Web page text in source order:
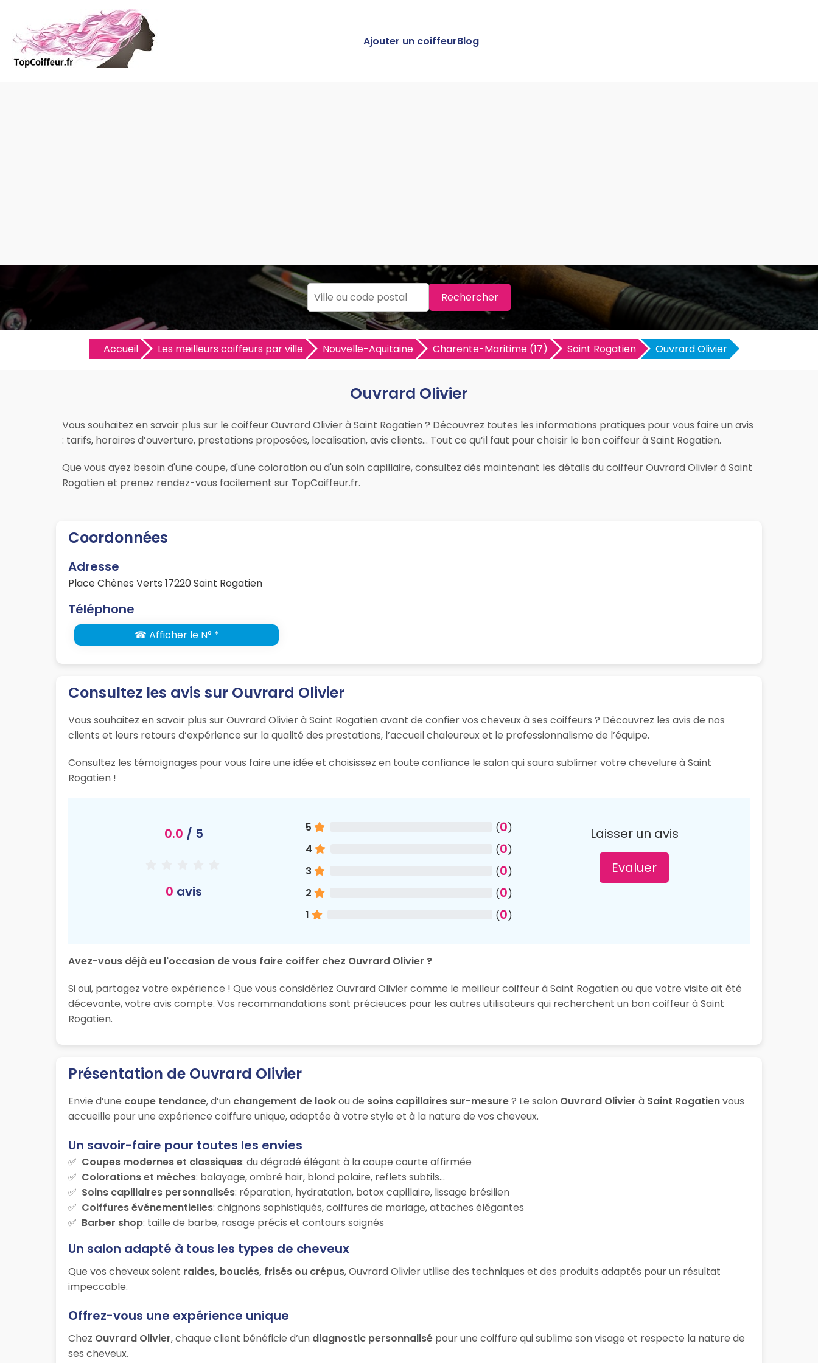
Ajouter un coiffeurBlog
Rechercher
Accueil Les meilleurs coiffeurs par ville Nouvelle-Aquitaine Charente-Maritime (17) Saint Rogatien Ouvrard Olivier
Ouvrard Olivier
Vous souhaitez en savoir plus sur le coiffeur Ouvrard Olivier à Saint Rogatien ? Découvrez toutes les informations pratiques pour vous faire un avis
: tarifs, horaires d’ouverture, prestations proposées, localisation, avis clients… Tout ce qu’il faut pour choisir le bon coiffeur à Saint Rogatien.
Que vous ayez besoin d'une coupe, d'une coloration ou d'un soin capillaire, consultez dès maintenant les détails du coiffeur Ouvrard Olivier à Saint
Rogatien et prenez rendez-vous facilement sur TopCoiffeur.fr.
Coordonnées
Adresse
Place Chênes Verts 17220 Saint Rogatien
Téléphone
☎ Afficher le N° *
Consultez les avis sur Ouvrard Olivier
Vous souhaitez en savoir plus sur Ouvrard Olivier à Saint Rogatien avant de confier vos cheveux à ses coiffeurs ? Découvrez les avis de nos
clients et leurs retours d’expérience sur la qualité des prestations, l’accueil chaleureux et le professionnalisme de l’équipe.
Consultez les témoignages pour vous faire une idée et choisissez en toute confiance le salon qui saura sublimer votre chevelure à Saint
Rogatien !
0.0 / 5
0 avis
5 (0)
4
(0)
3
(0)
2
(0)
1
(0)
Laisser un avis
Evaluer
Avez-vous déjà eu l'occasion de vous faire coiffer chez Ouvrard Olivier ?
Si oui, partagez votre expérience ! Que vous considériez Ouvrard Olivier comme le meilleur coiffeur à Saint Rogatien ou que votre visite ait été
décevante, votre avis compte. Vos recommandations sont précieuces pour les autres utilisateurs qui recherchent un bon coiffeur à Saint
Rogatien.
Présentation de Ouvrard Olivier
Envie d’une coupe tendance, d’un changement de lookou de soins capillaires sur-mesure? Le salon Ouvrard Olivier à Saint Rogatienvous
accueille pour une expérience coiffure unique, adaptée à votre style et à la nature de vos cheveux.
Un savoir-faire pour toutes les envies
Coupes modernes et classiques: du dégradé élégant à la coupe courte affirmée
Colorations et mèches: balayage, ombré hair, blond polaire, reflets subtils…
Soins capillaires personnalisés: réparation, hydratation, botox capillaire, lissage brésilien
Coiffures événementielles: chignons sophistiqués, coiffures de mariage, attaches élégantes
Barber shop: taille de barbe, rasage précis et contours soignés
Un salon adapté à tous les types de cheveux
Que vos cheveux soient raides, bouclés, frisés ou crépus, Ouvrard Olivier utilise des techniques et des produits adaptés pour un résultat
impeccable.
Offrez-vous une expérience unique
Chez Ouvrard Olivier, chaque client bénéficie d’un diagnostic personnalisé pour une coiffure qui sublime son visage et respecte la nature de
ses cheveux.